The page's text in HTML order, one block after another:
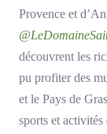
Provence et
découvrent les
pu profiter des
et le Pays de
sports et